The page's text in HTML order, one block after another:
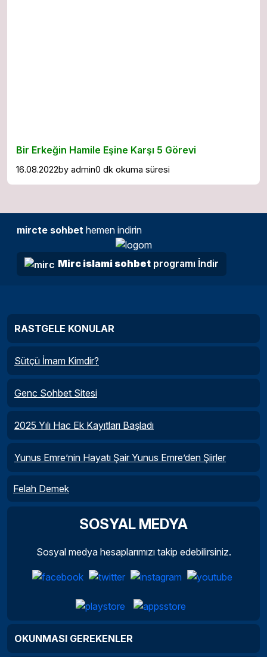
Bir Erkeğin Hamile Eşine Karşı 5 Görevi
16.08.2022by admin0 dk okuma süresi
mircte sohbet hemen indirin
Mirc islami sohbet programı İndir
RASTGELE KONULAR
Sütçü İmam Kimdir?
Genc Sohbet Sitesi
2025 Yılı Hac Ek Kayıtları Başladı
Yunus Emre’nin Hayatı Şair Yunus Emre’den Şiirler
Felah Demek
SOSYAL MEDYA
Sosyal medya hesaplarımızı takip edebilirsiniz.
OKUNMASI GEREKENLER